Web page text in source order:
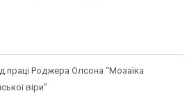
праці Роджера Олсона “Мозаїка
віри”